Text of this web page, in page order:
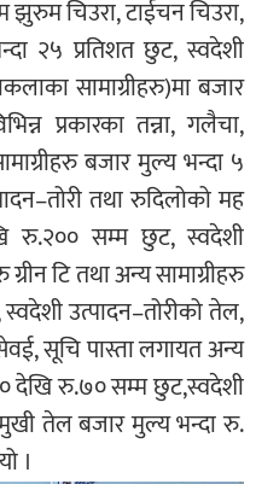
चिउरा, टाईचन चिउरा,
२५ प्रतिशत छुट, स्वदेशी
सामाग्रीहरु)मा बजार
प्रकारका तन्ना, गलैचा,
बजार मुल्य भन्दा ५
तथा रुदिलोको मह
रु.२०० सम्म छुट, स्वदेशी
टि तथा अन्य सामाग्रीहरु
उत्पादन–तोरीको तेल,
सूचि पास्ता लगायत अन्य
देखि रु.७० सम्म छुट,स्वदेशी
तेल बजार मुल्य भन्दा रु.
।